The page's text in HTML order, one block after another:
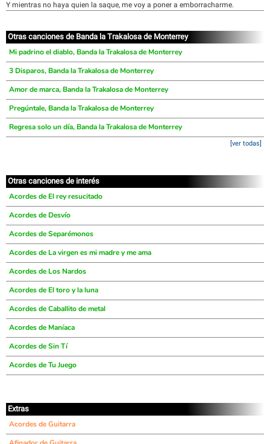
Y mientras no haya quien la saque, me voy a poner a emborracharme.
Otras canciones de Banda la Trakalosa de Monterrey
Mi padrino el diablo, Banda la Trakalosa de Monterrey
3 Disparos, Banda la Trakalosa de Monterrey
Amor de marca, Banda la Trakalosa de Monterrey
Pregúntale, Banda la Trakalosa de Monterrey
Regresa solo un día, Banda la Trakalosa de Monterrey
[ver todas]
Otras canciones de interés
Acordes de El rey resucitado
Acordes de Desvío
Acordes de Separémonos
Acordes de La virgen es mi madre y me ama
Acordes de Los Nardos
Acordes de El toro y la luna
Acordes de Caballito de metal
Acordes de Maníaca
Acordes de Sin Tí
Acordes de Tu Juego
Extras
Acordes de Guitarra